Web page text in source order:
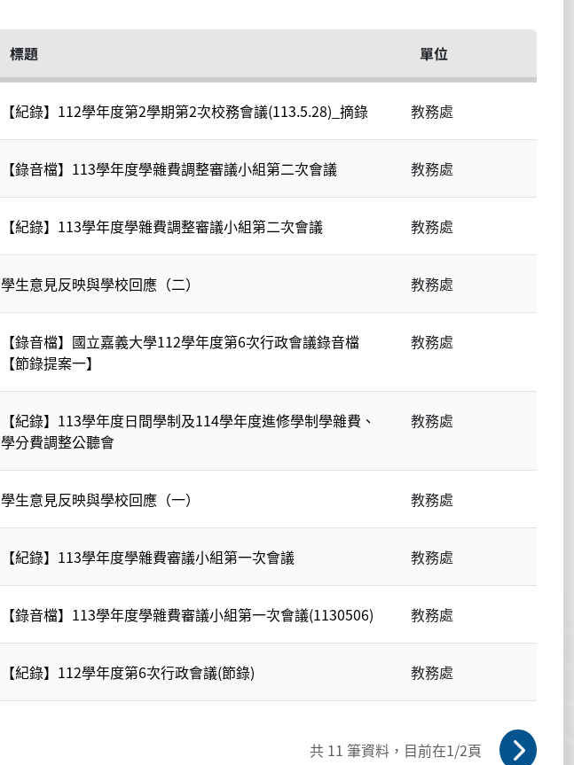
標題 單位
【紀錄】112學年度第2學期第2次校務會議(113.5.28)_摘錄 教務處
【錄音檔】113學年度學雜費調整審議小組第二次會議 教務處
【紀錄】113學年度學雜費調整審議小組第二次會議 教務處
學生意見反映與學校回應（二） 教務處
【錄音檔】國立嘉義大學112學年度第6次行政會議錄音檔
【節錄提案一】
教務處
【紀錄】113學年度日間學制及114學年度進修學制學雜費、
學分費調整公聽會
教務處
學生意見反映與學校回應（一） 教務處
【紀錄】113學年度學雜費審議小組第一次會議 教務處
【錄音檔】113學年度學雜費審議小組第一次會議(1130506) 教務處
【紀錄】112學年度第6次行政會議(節錄) 教務處
共 11 筆資料，目前在1/2頁